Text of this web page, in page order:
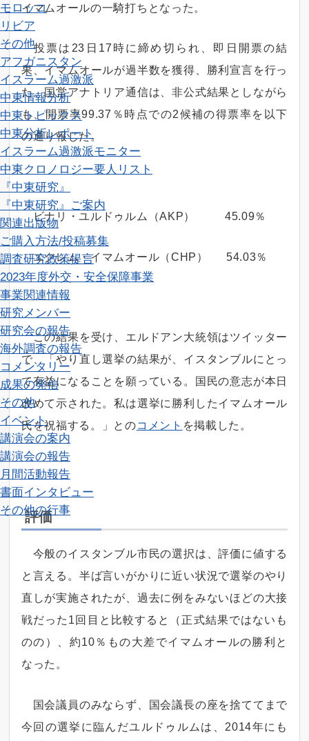
モロッコ
リビア
その他
アフガニスタン
イスラーム過激派
中東情報分析
中東トピックス
中東分析レポート
イスラーム過激派モニター
中東クロノロジー要人リスト
『中東研究』
『中東研究』ご案内
関連出版物
ご購入方法/投稿募集
調査研究政策提言
2023年度外交・安全保障事業
事業関連情報
研究メンバー
研究会の報告
海外調査の報告
コメンタリー
成果の発信
その他
イベント
講演会の案内
講演会の報告
月間活動報告
書面インタビュー
その他の行事
イマムオールの一騎打ちとなった。
投票は23日17時に締め切られ、即日開票の結
果、イマムオールが過半数を獲得、勝利宣言を行っ
た。国営アナトリア通信は、非公式結果としながら
も、開票率99.37％時点での2候補の得票率を以下
の通り報じた。
ビナリ・ユルドゥルム（AKP） 45.09％
エクレム・イマムオール（CHP） 54.03％
この結果を受け、エルドアン大統領はツイッター
で、「やり直し選挙の結果が、イスタンブルにとっ
て有益になることを願っている。国民の意志が本日
改めて示された。私は選挙に勝利したイマムオール
氏を祝福する。」とのコメント を掲載した。
評価
今般のイスタンブル市民の選択は、評価に値する
と言える。半ば言いがかりに近い状況で選挙のやり
直しが実施されたが、過去に例をみないほどの大接
戦だった1回目と比較すると（正式結果ではないも
のの）、約10％もの大差でイマムオールの勝利と
なった。
国会議員のみならず、国会議長の座を捨ててまで
今回の選挙に臨んだユルドゥルムは、2014年にも